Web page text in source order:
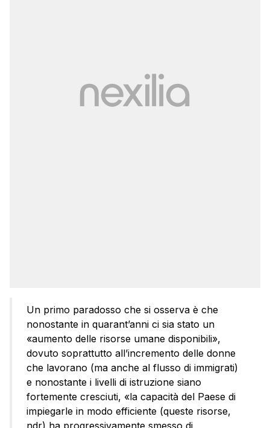
Un primo paradosso che si osserva è che
nonostante in quarant’anni ci sia stato un
«aumento delle risorse umane disponibili»,
dovuto soprattutto all’incremento delle donne
che lavorano (ma anche al flusso di immigrati)
e nonostante i livelli di istruzione siano
fortemente cresciuti, «la capacità del Paese di
impiegarle in modo efficiente (queste risorse,
ndr) ha progressivamente smesso di